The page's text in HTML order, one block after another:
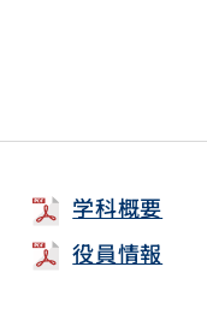
学科概要
役員情報